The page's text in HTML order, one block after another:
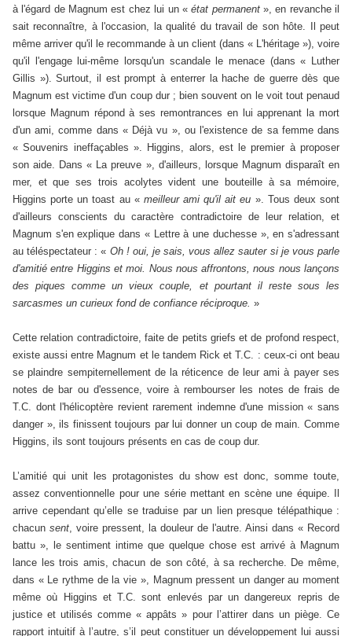
à l'égard de Magnum est chez lui un «état permanent», en revanche il
sait reconnaître, à l'occasion, la qualité du travail de son hôte. Il peut
même arriver qu'il le recommande à un client (dans « L'héritage »), voire
qu'il l'engage lui-même lorsqu'un scandale le menace (dans « Luther
Gillis »). Surtout, il est prompt à enterrer la hache de guerre dès que
Magnum est victime d'un coup dur ; bien souvent on le voit tout penaud
lorsque Magnum répond à ses remontrances en lui apprenant la mort
d'un ami, comme dans « Déjà vu », ou l'existence de sa femme dans
« Souvenirs ineffaçables ». Higgins, alors, est le premier à proposer
son aide. Dans « La preuve », d'ailleurs, lorsque Magnum disparaît en
mer, et que ses trois acolytes vident une bouteille à sa mémoire,
Higgins porte un toast au « meilleur ami qu'il ait eu ». Tous deux sont
d'ailleurs conscients du caractère contradictoire de leur relation, et
Magnum s'en explique dans « Lettre à une duchesse », en s'adressant
au téléspectateur : « Oh ! oui, je sais, vous allez sauter si je vous parle
d'amitié entre Higgins et moi. Nous nous affrontons, nous nous lançons
des piques comme un vieux couple, et pourtant il reste sous les
sarcasmes un curieux fond de confiance réciproque. »
Cette relation contradictoire, faite de petits griefs et de profond respect,
existe aussi entre Magnum et le tandem Rick et T.C. : ceux-ci ont beau
se plaindre sempiternellement de la réticence de leur ami à payer ses
notes de bar ou d'essence, voire à rembourser les notes de frais de
T.C. dont l'hélicoptère revient rarement indemne d'une mission « sans
danger », ils finissent toujours par lui donner un coup de main. Comme
Higgins, ils sont toujours présents en cas de coup dur.
L’amitié qui unit les protagonistes du show est donc, somme toute,
assez conventionnelle pour une série mettant en scène une équipe. Il
arrive cependant qu’elle se traduise par un lien presque télépathique :
chacun sent, voire pressent, la douleur de l'autre. Ainsi dans « Record
battu », le sentiment intime que quelque chose est arrivé à Magnum
lance les trois amis, chacun de son côté, à sa recherche. De même,
dans « Le rythme de la vie », Magnum pressent un danger au moment
même où Higgins et T.C. sont enlevés par un dangereux repris de
justice et utilisés comme « appâts » pour l’attirer dans un piège. Ce
rapport intuitif à l’autre, s’il peut constituer un développement lui aussi